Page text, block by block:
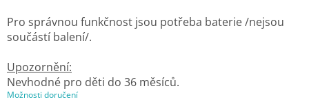
Možnosti doručení
Pro správnou funkčnost jsou potřeba baterie /nejsou
součástí balení/.
Upozornění:
Nevhodné pro děti do 36 měsíců.